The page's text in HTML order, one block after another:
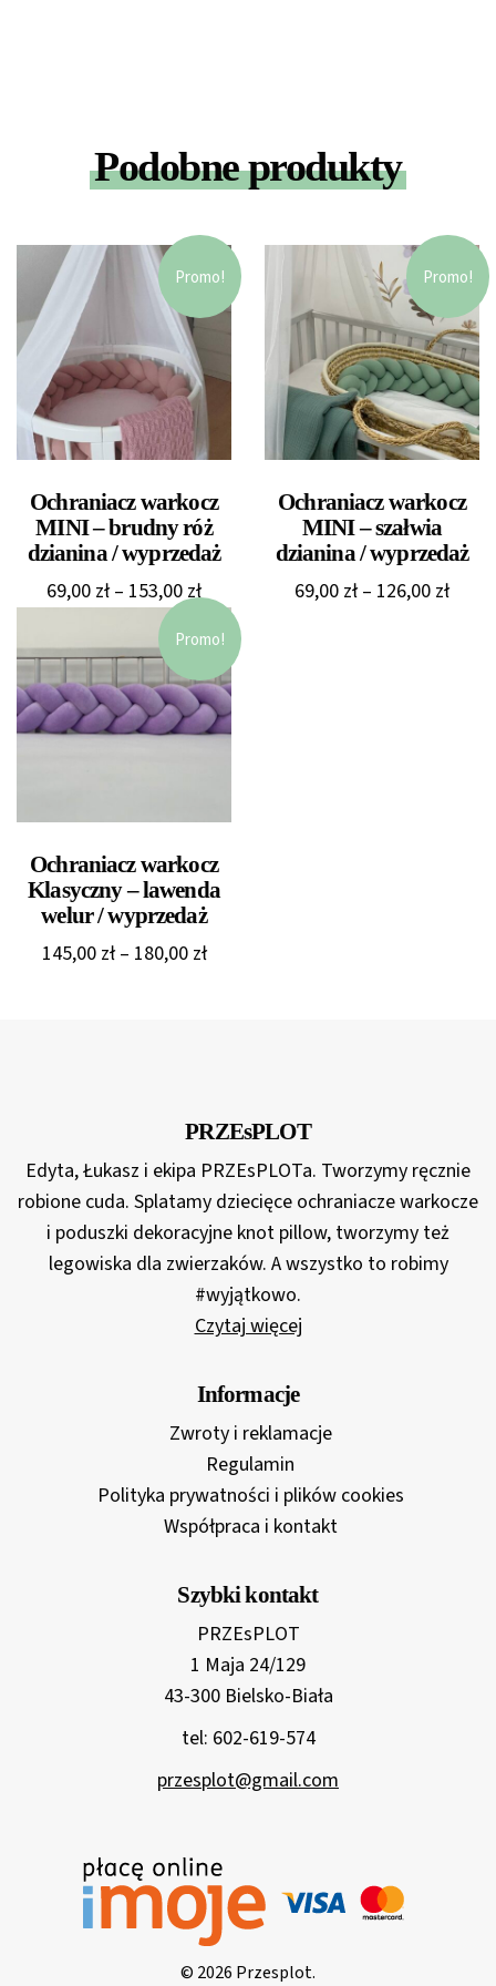
Podobne produkty
Promo!
Ochraniacz warkocz
MINI – brudny róż
dzianina / wyprzedaż
69,00 zł – 153,00złZakres
cen:
od
69,00 zł
do
153,00 zł
Promo!
Ochraniacz warkocz
MINI – szałwia
dzianina / wyprzedaż
69,00 zł – 126,00 zł
Promo!
Ochraniacz warkocz
Klasyczny – lawenda
welur / wyprzedaż
145,00 zł – 180,00 złZakres
PRZEsPLOT
Edyta, Łukasz i ekipa PRZEsPLOTa. Tworzymy ręcznie
robione cuda. Splatamy dziecięce ochraniacze warkocze
i poduszki dekoracyjne knot pillow, tworzymy też
legowiska dla zwierzaków. A wszystko to robimy
#wyjątkowo.
Czytaj więcej
Informacje
Zwroty i reklamacje
Regulamin
Polityka prywatności i plików cookies
Współpraca i kontakt
Szybki kontakt
PRZEsPLOT
1 Maja 24/129
43-300 Bielsko-Biała
tel: 602-619-574
przesplot@gmail.com
© 2026 Przesplot.